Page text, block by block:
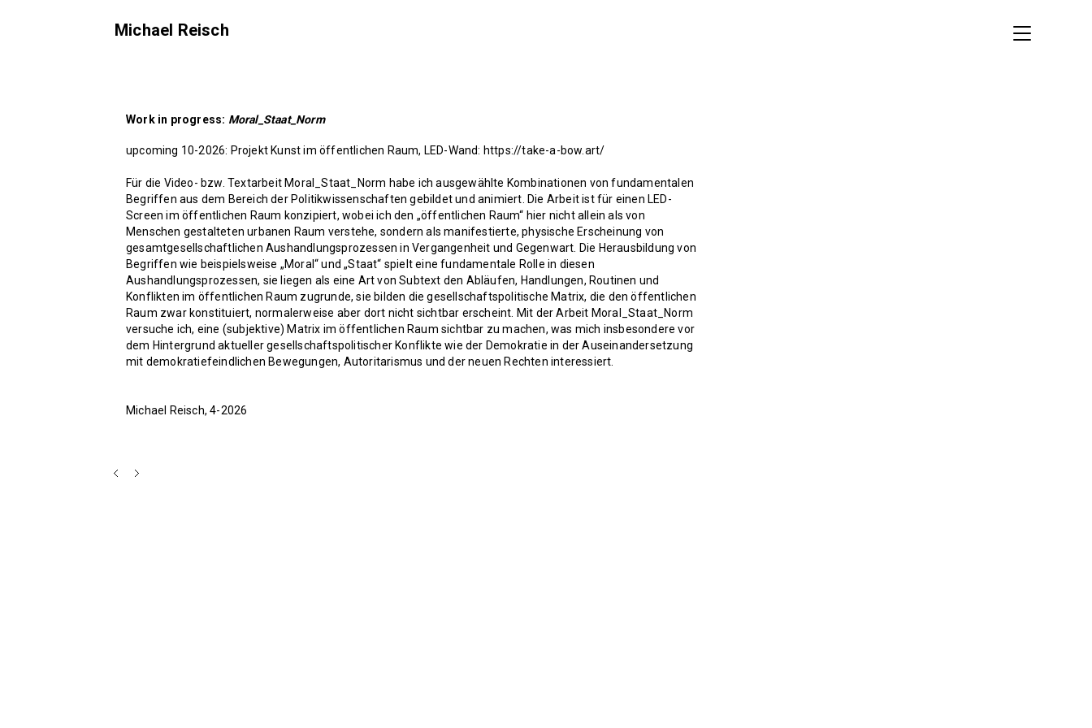
Michael Reisch
Work in progress: Moral_Staat_Norm
upcoming 10-2026: Projekt Kunst im öffentlichen Raum, LED-Wand: https://take-a-bow.art/
Für die Video- bzw. Textarbeit Moral_Staat_Norm habe ich ausgewählte Kombinationen von fundamentalen
Begriffen aus dem Bereich der Politikwissenschaften gebildet und animiert. Die Arbeit ist für einen LED-
Screen im öffentlichen Raum konzipiert, wobei ich den „öffentlichen Raum“ hier nicht allein als von
Menschen gestalteten urbanen Raum verstehe, sondern als manifestierte, physische Erscheinung von
gesamtgesellschaftlichen Aushandlungsprozessen in Vergangenheit und Gegenwart. Die Herausbildung von
Begriffen wie beispielsweise „Moral“ und „Staat“ spielt eine fundamentale Rolle in diesen
Aushandlungsprozessen, sie liegen als eine Art von Subtext den Abläufen, Handlungen, Routinen und
Konflikten im öffentlichen Raum zugrunde, sie bilden die gesellschaftspolitische Matrix, die den öffentlichen
Raum zwar konstituiert, normalerweise aber dort nicht sichtbar erscheint. Mit der Arbeit Moral_Staat_Norm
versuche ich, eine (subjektive) Matrix im öffentlichen Raum sichtbar zu machen, was mich insbesondere vor
dem Hintergrund aktueller gesellschaftspolitischer Konflikte wie der Demokratie in der Auseinandersetzung
mit demokratiefeindlichen Bewegungen, Autoritarismus und der neuen Rechten interessiert.
Michael Reisch, 4-2026